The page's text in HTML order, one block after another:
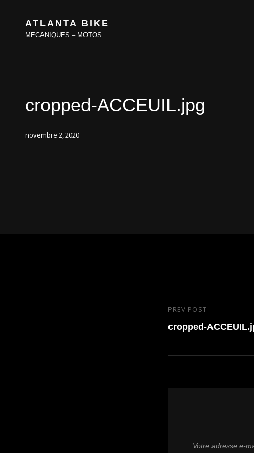
ATLANTA BIKE
MECANIQUES – MOTOS
cropped-ACCEUIL.jpg
novembre 2, 2020
Navigation
de
Previous
Post
PREV POST
cropped-
Votre adresse e-